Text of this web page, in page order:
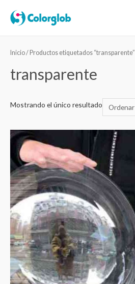
Inicio/ Productos etiquetados “transparente”
transparente
Mostrando el único resultado